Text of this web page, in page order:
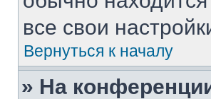
все свои
Вернуться к началу
» На